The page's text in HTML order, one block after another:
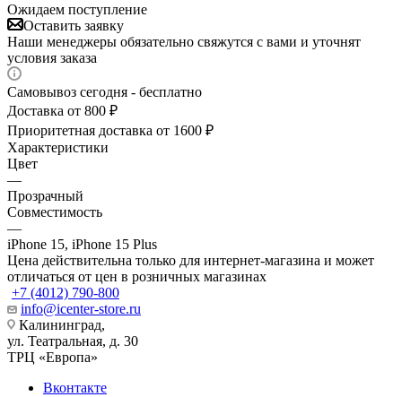
Ожидаем поступление
Оставить заявку
Наши менеджеры обязательно свяжутся с вами и уточнят
условия заказа
Самовывоз сегодня - бесплатно
Доставка от 800 ₽
Приоритетная доставка от 1600 ₽
Характеристики
Цвет
—
Прозрачный
Совместимость
—
iPhone 15, iPhone 15 Plus
Цена действительна только для интернет-магазина и может
отличаться от цен в розничных магазинах
+7 (4012) 790-800
info@icenter-store.ru
Калининград,
ул. Театральная, д. 30
ТРЦ «Европа»
Вконтакте